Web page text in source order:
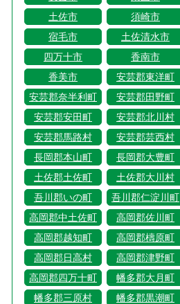
土佐市
須崎市
宿毛市
土佐清水市
四万十市
香南市
香美市
安芸郡東洋町
安芸郡奈半利町
安芸郡田野町
安芸郡安田町
安芸郡北川村
安芸郡馬路村
安芸郡芸西村
長岡郡本山町
長岡郡大豊町
土佐郡土佐町
土佐郡大川村
吾川郡いの町
吾川郡仁淀川町
高岡郡中土佐町
高岡郡佐川町
高岡郡越知町
高岡郡檮原町
高岡郡日高村
高岡郡津野町
高岡郡四万十町
幡多郡大月町
幡多郡三原村
幡多郡黒潮町